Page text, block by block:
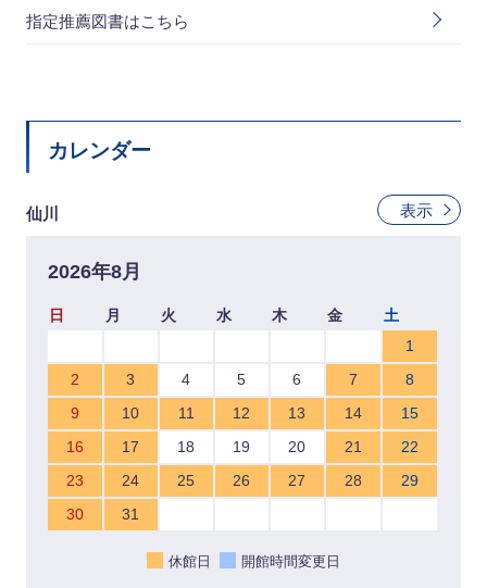
指定推薦図書はこちら
カレンダー
仙川 表示
2026年8月
日 月 火 水 木 金
土
1
2
3 4 5 6 7
8
9
10 11 12 13 14
15
16
17 18 19 20 21
22
23
24 25 26 27 28
29
30
31
休館日 開館時間変更日